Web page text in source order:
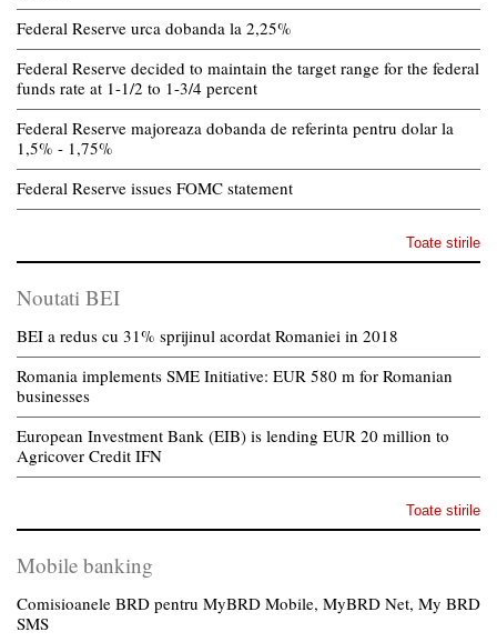
Federal Reserve urca dobanda la 2,25%
Federal Reserve decided to maintain the target range for the federal
funds rate at 1-1/2 to 1-3/4 percent
Federal Reserve majoreaza dobanda de referinta pentru dolar la
1,5% - 1,75%
Federal Reserve issues FOMC statement
Toate stirile
Noutati BEI
BEI a redus cu 31% sprijinul acordat Romaniei in 2018
Romania implements SME Initiative: EUR 580 m for Romanian
businesses
European Investment Bank (EIB) is lending EUR 20 million to
Agricover Credit IFN
Toate stirile
Mobile banking
Comisioanele BRD pentru MyBRD Mobile, MyBRD Net, My BRD
SMS